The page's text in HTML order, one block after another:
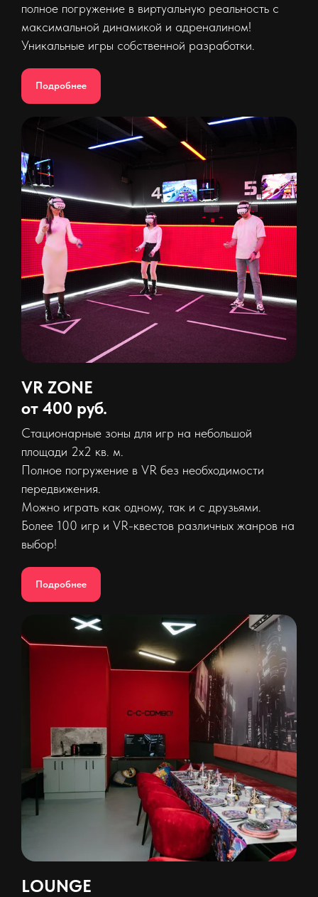
полное погружение в виртуальную реальность с
максимальной динамикой и адреналином!
Уникальные игры собственной разработки.
Подробнее
VR ZONE
от 400 руб.
Стационарные зоны для игр на небольшой
площади 2х2 кв. м.
Полное погружение в VR без необходимости
передвижения.
Можно играть как одному, так и с друзьями.
Более 100 игр и VR-квестов различных жанров на
выбор!
Подробнее
LOUNGE